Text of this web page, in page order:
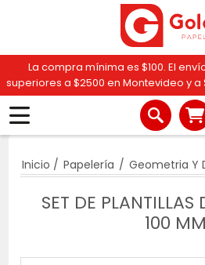
La compra mínima es $100. El
superiores a $2500 en Montevideo y
Inicio / Papelería / Geometria Y
SET DE PLANTILLAS
100 MM